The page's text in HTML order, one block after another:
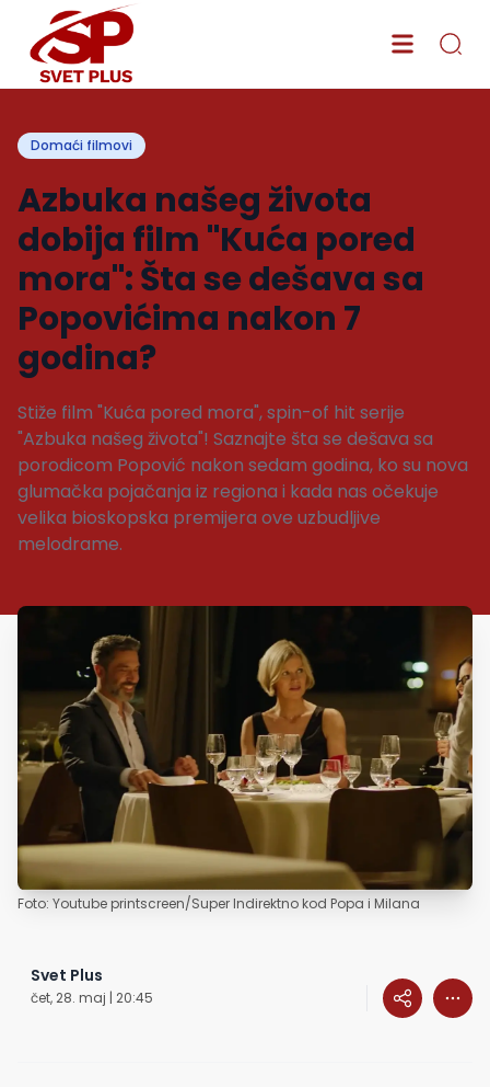
Domaći filmovi
Azbuka našeg života
dobija film "Kuća pored
mora": Šta se dešava sa
Popovićima nakon 7
godina?
Stiže film "Kuća pored mora", spin-of hit serije
"Azbuka našeg života"! Saznajte šta se dešava sa
porodicom Popović nakon sedam godina, ko su nova
glumačka pojačanja iz regiona i kada nas očekuje
velika bioskopska premijera ove uzbudljive
melodrame.
Foto: Youtube printscreen/Super Indirektno kod Popa i Milana
Svet Plus
čet, 28. maj | 20:45